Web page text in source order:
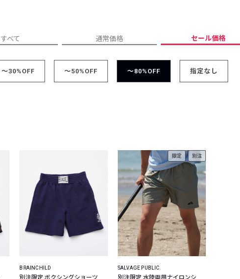
人気記事ランキング
ウィークリーコーデ
人気アイテム TOP 15
プライバシーポリシー
すべて 通常価格 セール価格
～30%OFF ～50%OFF ～80%OFF 指定なし
BRAINCHILD
別注限定 ボクシングショーツ
限定 別注
SALVAGE PUBLIC
別注限定 水陸両用ナイロンシ